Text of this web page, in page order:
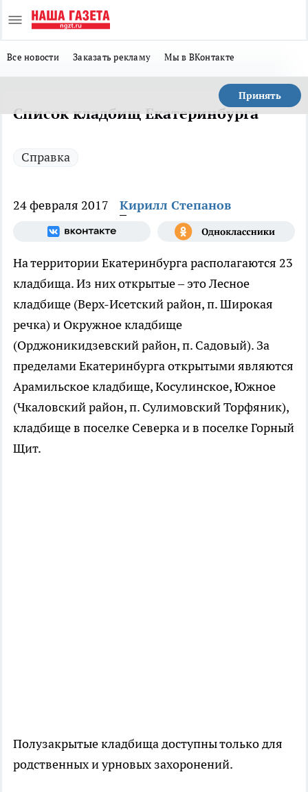
Все новости Заказать рекламу Мы в ВКонтакте
Принять
Список кладбищ Екатеринбурга
Справка
24 февраля 2017 Кирилл Степанов
На территории Екатеринбурга располагаются 23
кладбища. Из них открытые – это Лесное
кладбище (Верх-Исетский район, п. Широкая
речка) и Окружное кладбище
(Орджоникидзевский район, п. Садовый). За
пределами Екатеринбурга открытыми являются
Арамильское кладбище, Косулинское, Южное
(Чкаловский район, п. Сулимовский Торфяник),
кладбище в поселке Северка и в поселке Горный
Щит.
Полузакрытые кладбища доступны только для
родственных и урновых захоронений.